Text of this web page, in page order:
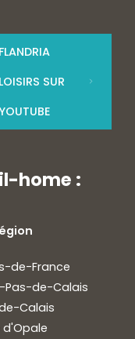
FLANDRIA
LOISIRS SUR
YOUTUBE
home :
de-France
Pas-de-Calais
Calais